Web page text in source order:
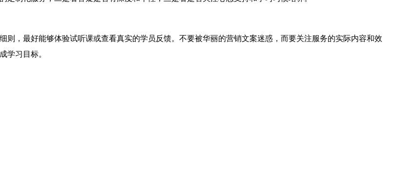
则，最好能够体验试听课或查看真实的学员反馈。不要被华丽的营销文案迷惑，而要关注服务的实际内容和效
学习目标。